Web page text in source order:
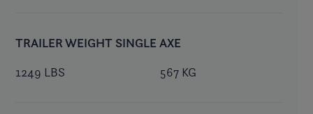
TRAILER WEIGHT SINGLE AXE
1249 LBS 567 KG